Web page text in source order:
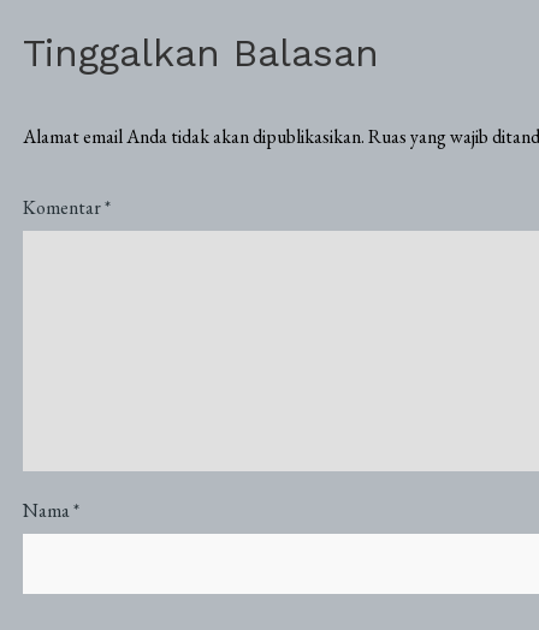
Tinggalkan Balasan
Alamat email Anda tidak akan dipublikasikan.Ruas yang wajib
Komentar*
Nama*